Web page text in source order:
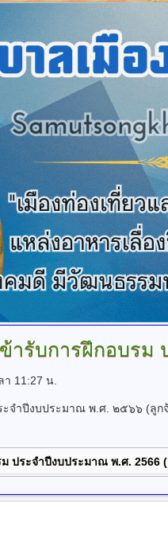
ารับการฝึกอบรม
11:27 น.
ะจำปีงบประมาณ พ.ศ. ๒๕๖๖ (ลูก
ประจำปีงบประมาณ พ.ศ. 2566